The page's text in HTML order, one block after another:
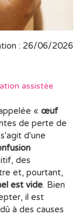
: 26/06/2026
assistée
« œuf
de perte de
d'une
des
et, pourtant,
est vide. Bien
il est
à des causes